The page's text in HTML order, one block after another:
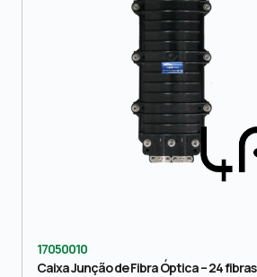
17050010
Caixa Junção de Fibra Óptica – 24 fibras